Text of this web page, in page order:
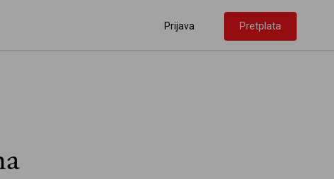
Prijava Pretplata